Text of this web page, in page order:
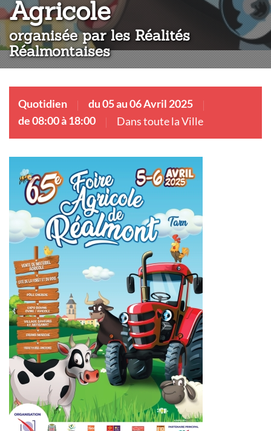
Agricole:
organisée par les Réalités
Réalmontaises
Quotidien
du 05 au 06 Avril 2025
de 08:00 à 18:00
Dans toute la Ville